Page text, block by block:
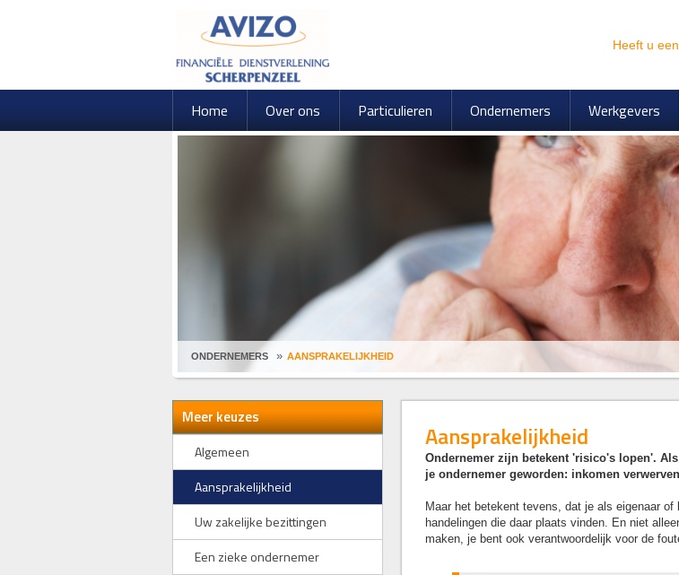
Heeft u
ONDERNEMERS AANSPRAKELIJKHEID
Home Over ons Particulieren Ondernemers Werkgevers
Meer keuzes
Algemeen
Aansprakelijkheid
Uw zakelijke bezittingen
Een zieke ondernemer
Aansprakelijkheid
Ondernemer zijn betekent 'risico's lopen'.
je ondernemer geworden: inkomen
Maar het betekent tevens, dat je als eigenaar
handelingen die daar plaats vinden. En niet
maken, je bent ook verantwoordelijk voor de